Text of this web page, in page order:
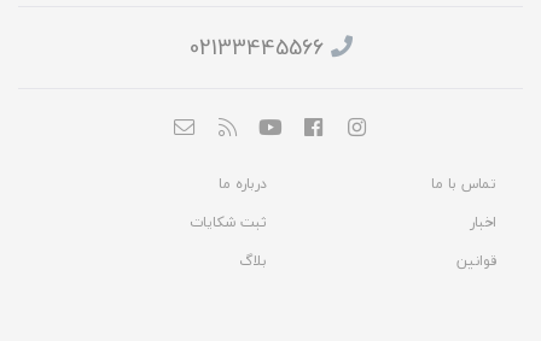
02133445566
تماس با ما
درباره ما
اخبار
ثبت شکایات
قوانین
بلاگ